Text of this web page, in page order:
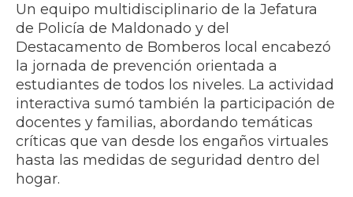
Un equipo multidisciplinario de la Jefatura
de Policía de Maldonado y del
Destacamento de Bomberos local encabezó
la jornada de prevención orientada a
estudiantes de todos los niveles. La actividad
interactiva sumó también la participación de
docentes y familias, abordando temáticas
críticas que van desde los engaños virtuales
hasta las medidas de seguridad dentro del
hogar.